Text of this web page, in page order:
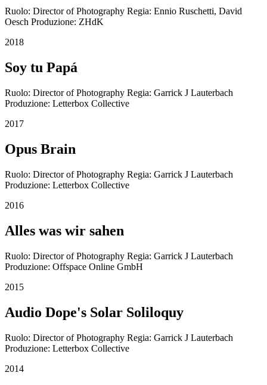
Ruolo: Director of Photography Regia: Ennio Ruschetti, David
Oesch Produzione: ZHdK
2018
Soy tu Papá
Ruolo: Director of Photography Regia: Garrick J Lauterbach
Produzione: Letterbox Collective
2017
Opus Brain
Ruolo: Director of Photography Regia: Garrick J Lauterbach
Produzione: Letterbox Collective
2016
Alles was wir sahen
Ruolo: Director of Photography Regia: Garrick J Lauterbach
Produzione: Offspace Online GmbH
2015
Audio Dope's Solar Soliloquy
Ruolo: Director of Photography Regia: Garrick J Lauterbach
Produzione: Letterbox Collective
2014